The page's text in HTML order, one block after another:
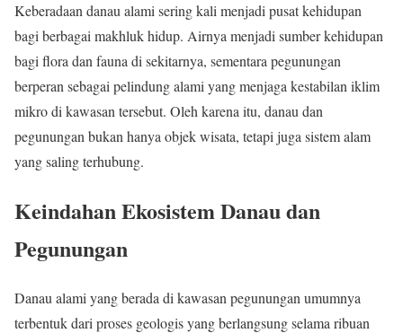
Keberadaan danau alami sering kali menjadi pusat kehidupan
bagi berbagai makhluk hidup. Airnya menjadi sumber kehidupan
bagi flora dan fauna di sekitarnya, sementara pegunungan
berperan sebagai pelindung alami yang menjaga kestabilan iklim
mikro di kawasan tersebut. Oleh karena itu, danau dan
pegunungan bukan hanya objek wisata, tetapi juga sistem alam
yang saling terhubung.
Keindahan Ekosistem Danau dan
Pegunungan
Danau alami yang berada di kawasan pegunungan umumnya
terbentuk dari proses geologis yang berlangsung selama ribuan